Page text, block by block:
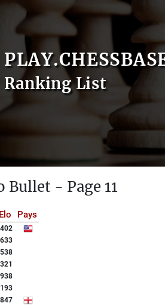
Ranking List
Bullet - Page 11
Elo Pays